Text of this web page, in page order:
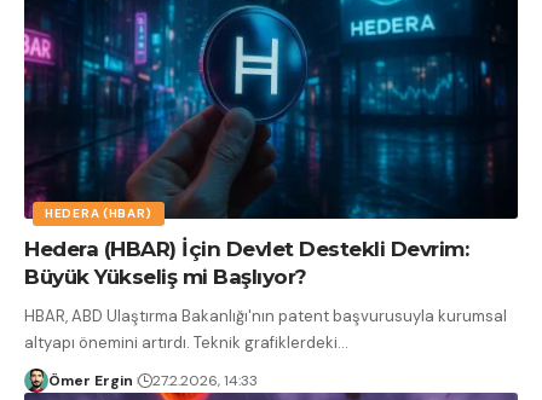
HEDERA (HBAR)
Hedera (HBAR) İçin Devlet Destekli Devrim:
Büyük Yükseliş mi Başlıyor?
HBAR, ABD Ulaştırma Bakanlığı'nın patent başvurusuyla kurumsal
altyapı önemini artırdı. Teknik grafiklerdeki…
Ömer Ergin 27.2.2026, 14:33